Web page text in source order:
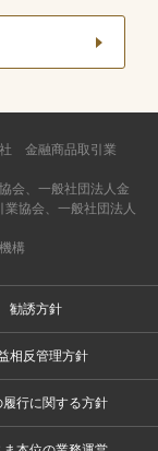
社 金融商品取引業
会、一般社団法人金
協会、一般社団法人
構
勧誘方針
相反管理方針
履行に関する方針